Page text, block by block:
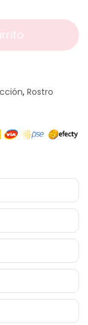
, Rostro